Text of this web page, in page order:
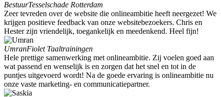
BestuurTesselschade Rotterdam
Zeer tevreden over de website die onlineambitie heeft neergezet! We
krijgen positieve feedback van onze websitebezoekers. Chris en
Hester zijn vriendelijk, toegankelijk en meedenkend. Heel fijn!
UmranFiolet Taaltrainingen
Hele prettige samenwerking met onlineambitie. Zij voelen goed aan
wat passend en wenselijk is en zorgen dat het snel en tot in de
puntjes uitgevoerd wordt! Na de goede ervaring is onlineambitie nu
onze vaste marketing- en communicatiepartner.